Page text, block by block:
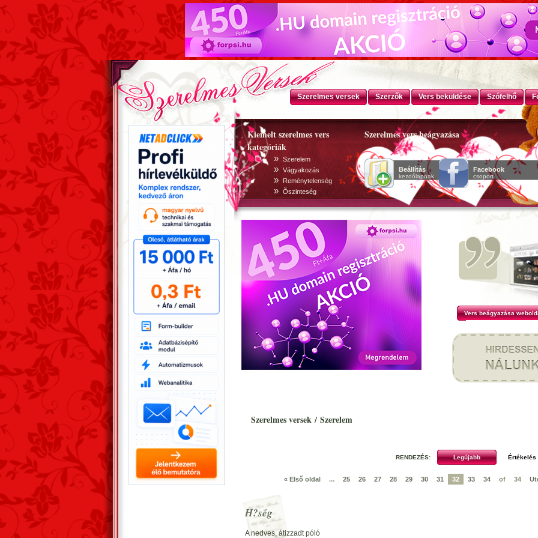
Szerelmes versek Szerzők Vers beküldése Szófelhő
Kiemelt szerelmes vers
kategóriák
» Szerelem
» Vágyakozás
» Reménytelenség
» Õszinteség
Szerelmes vers beágyazása
Beállítás
kezdőlapnak
Facebook
csoport
Vers beágyazása
Szerelmes versek / Szerelem
RENDEZÉS:
« Első oldal ... 25 26 27 28 29 30 31 32 33 34 of 34
H?ség
A nedves, átizzadt póló